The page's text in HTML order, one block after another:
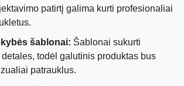
patirtį galima kurti profesionaliai
šablonai: Šablonai sukurti
todėl galutinis produktas bus
patrauklus.